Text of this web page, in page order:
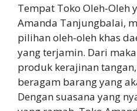
Tempat Toko Oleh-Oleh
Amanda Tanjungbalai,
pilihan oleh-oleh khas
yang terjamin. Dari
produk kerajinan
beragam barang yang
Dengan suasana yang